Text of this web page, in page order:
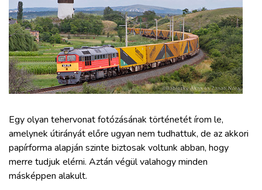
KÖZLEKEDÉSFEJLESZTÉS
ELLÁTÁSI LÁNC
ZÖLDÚT
BLOG
ARCHÍVUM
Egy olyan tehervonat fotózásának történetét írom le,
amelynek útirányát előre ugyan nem tudhattuk, de az akkori
papírforma alapján szinte biztosak voltunk abban, hogy
merre tudjuk elérni. Aztán végül valahogy minden
másképpen alakult.